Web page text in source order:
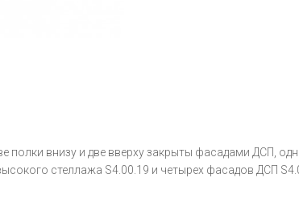
полки внизу и две вверху закрыты фасадами ДСП,
стеллажа S4.00.19 и четырех фасадов ДСП